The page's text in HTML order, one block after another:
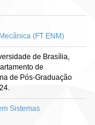
(FT ENM)
de Brasília,
de
de Pós-Graduação
Sistemas